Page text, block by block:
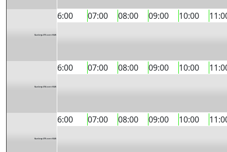
ห้องประชุม 373 อาคาร SC45
6:00 07:00 08:00 09:00 10:00
ห้องประชุม 374 อาคาร SC45
6:00 07:00 08:00 09:00 10:00
ห้องประชุม 375 อาคาร SC45
6:00 07:00 08:00 09:00 10:00